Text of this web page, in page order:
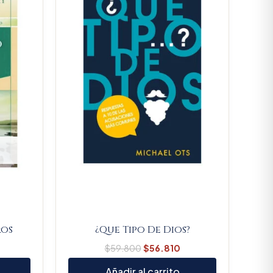
¿Que Tipo De Dios?
$59.800$56.810